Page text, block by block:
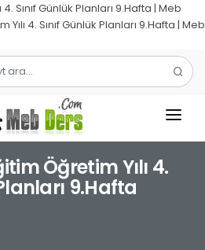
Sınıf Günlük Planları 9.Hafta | Meb
4. Sınıf Günlük Planları 9.Hafta | Meb
Öğretim Yılı 4.
9.Hafta